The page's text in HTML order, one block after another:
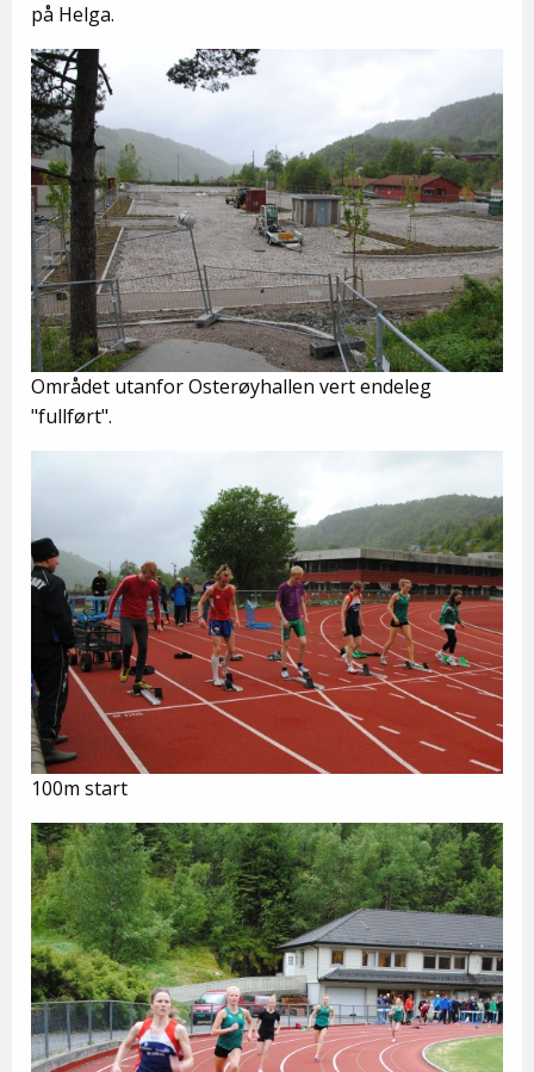
på Helga.
Området utanfor Osterøyhallen vert endeleg
"fullført".
100m start